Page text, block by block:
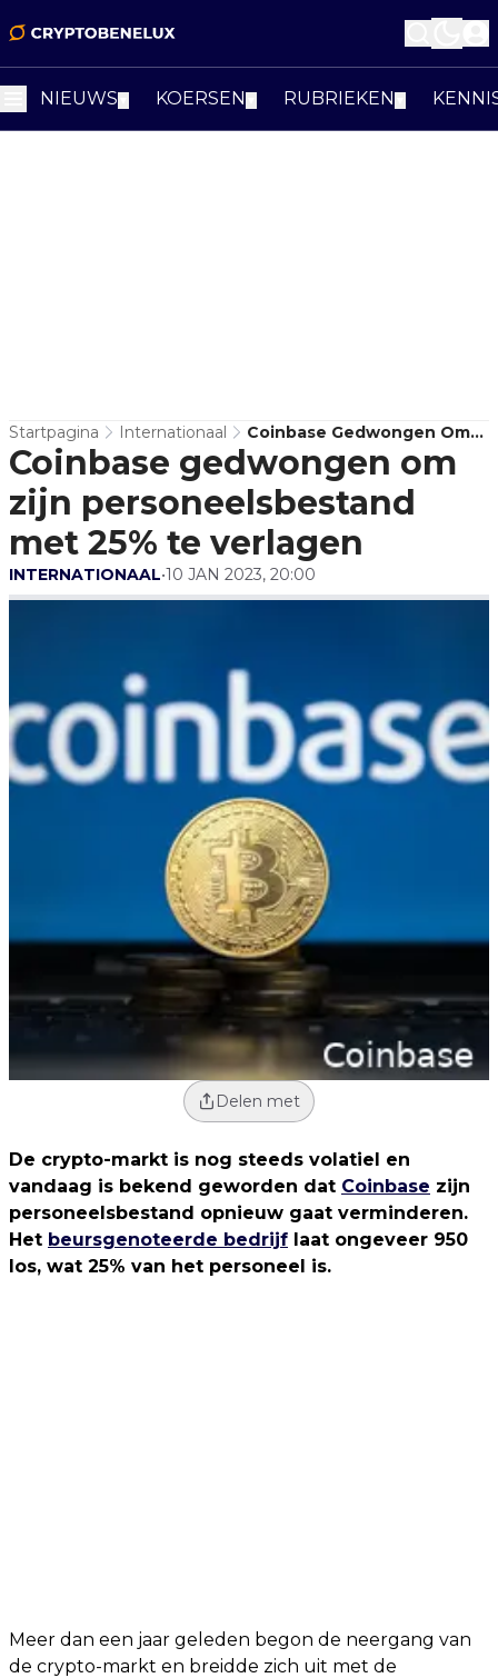
NIEUWS KOERSEN RUBRIEKEN
Startpagina Internationaal
Coinbase Gedwongen Om
Zijn Personeelsbestand Met
25% Te Verlagen
Coinbase gedwongen om
zijn personeelsbestand
met 25% te verlagen
INTERNATIONAAL•10 JAN 2023, 20:00
Delen met
De crypto-markt is nog steeds volatiel en
vandaag is bekend geworden dat Coinbase zijn
personeelsbestand opnieuw gaat verminderen.
Het beursgenoteerde bedrijf laat ongeveer 950
los, wat 25% van het personeel is.
Meer dan een jaar geleden begon de neergang van
de crypto-markt en breidde zich uit met de